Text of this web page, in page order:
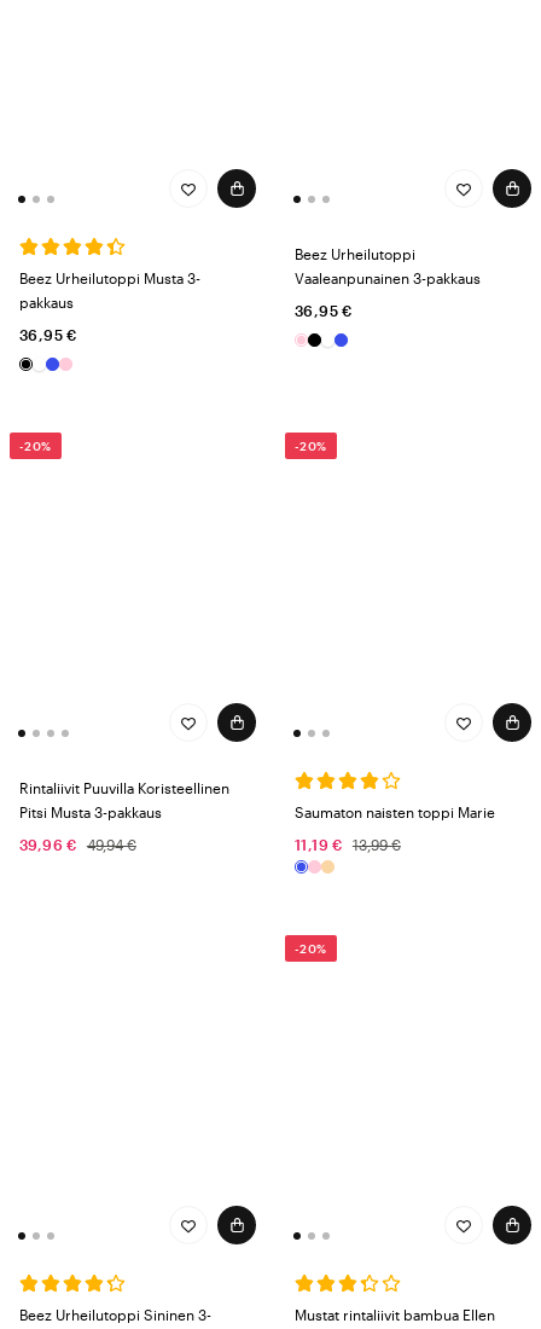
Beez Urheilutoppi Musta 3-
pakkaus
36,95 €
Beez Urheilutoppi
Vaaleanpunainen 3-pakkaus
36,95 €
-20%
Rintaliivit Puuvilla Koristeellinen
Pitsi Musta 3-pakkaus
39,96 €
49,94 €
-20%
Saumaton naisten toppi Marie
11,19 €
13,99 €
Beez Urheilutoppi Sininen 3-
-20%
Mustat rintaliivit bambua Ellen